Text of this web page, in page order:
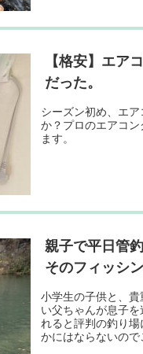
【格安】エア
だった。
シーズン初め、エ
か？プロのエアコ
ます。
親子で平日管
そのフィッシ
小学生の子供と、
い父ちゃんが息子
れると評判の釣り
かにはならないので